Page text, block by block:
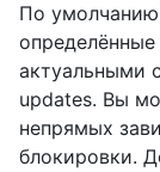
По
актуальными
updates. Вы
непрямых
блокировки.